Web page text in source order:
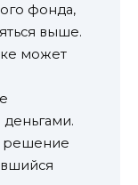
фонда,
выше.
может
решение